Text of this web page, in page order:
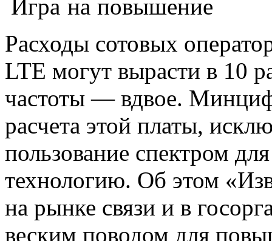
Игра на повышение
Расходы сотовых
LTE могут вырасти в 10
частоты — вдвое.
расчета этой платы,
пользование спектром
технологию. Об этом
на рынке связи и в
веским поводом для